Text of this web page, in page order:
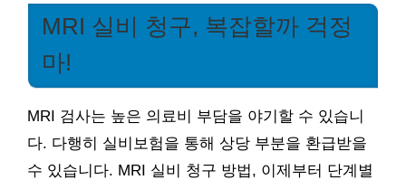
MRI 실비 청구, 복잡할까 걱정
마!
MRI 검사는 높은 의료비 부담을 야기할 수 있습니
다. 다행히 실비보험을 통해 상당 부분을 환급받을
수 있습니다. MRI 실비 청구 방법, 이제부터 단계별